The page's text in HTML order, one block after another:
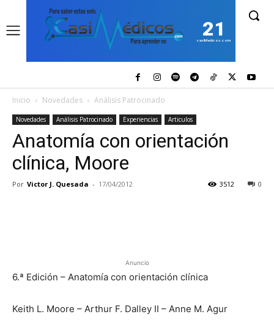
21
casiMedicos.com
Inicio Novedades Análisis Patrocinado
Novedades Análisis Patrocinado Experiencias Articulos
Anatomía con orientación
clínica, Moore
Por Victor J. Quesada - 17/04/2012 0
3512
Anuncio
6.ª Edición – Anatomía con orientación clínica
Keith L. Moore – Arthur F. Dalley II – Anne M. Agur